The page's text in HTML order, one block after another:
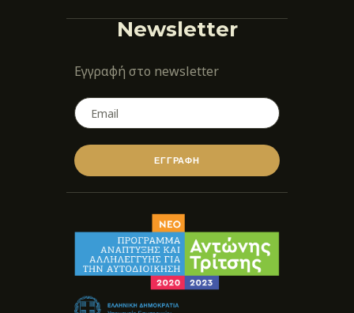
Newsletter
Εγγραφή στο newsletter
ΕΓΓΡΑΦΗ